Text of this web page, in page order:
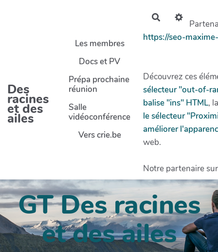
Des
racines
et des
ailes
Les membres
Docs et PV
Prépa prochaine
réunion
Salle
vidéoconférence
Vers crie.be
Rechercher
https://seo-
Découvrez ces
sélecteur "out-of-
balise "ins" HTML, la
le sélecteur
améliorer
web.
Notre partenaire
GT Des racines
et des ailes